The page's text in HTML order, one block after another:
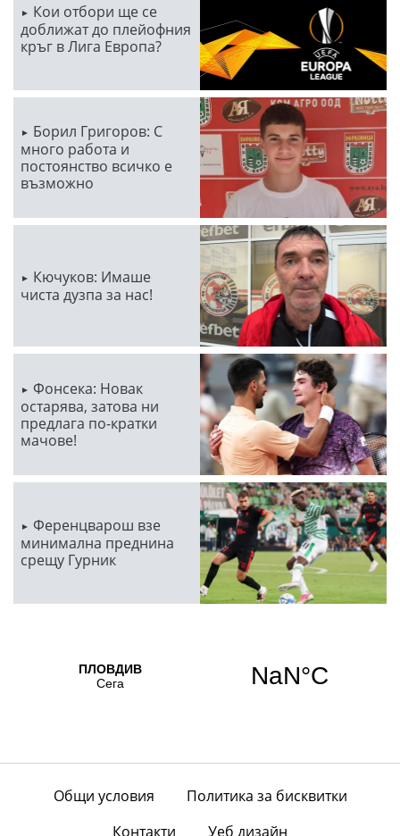
Кои отбори ще се
доближат до плейофния
кръг в Лига Европа?
Борил Григоров: С
много работа и
постоянство всичко е
възможно
Кючуков: Имаше
чиста дузпа за нас!
Фонсека: Новак
остарява, затова ни
предлага по-кратки
мачове!
Ференцварош взе
минимална преднина
срещу Гурник
Общи условия
Политика за бисквитки
Контакти
Уеб дизайн